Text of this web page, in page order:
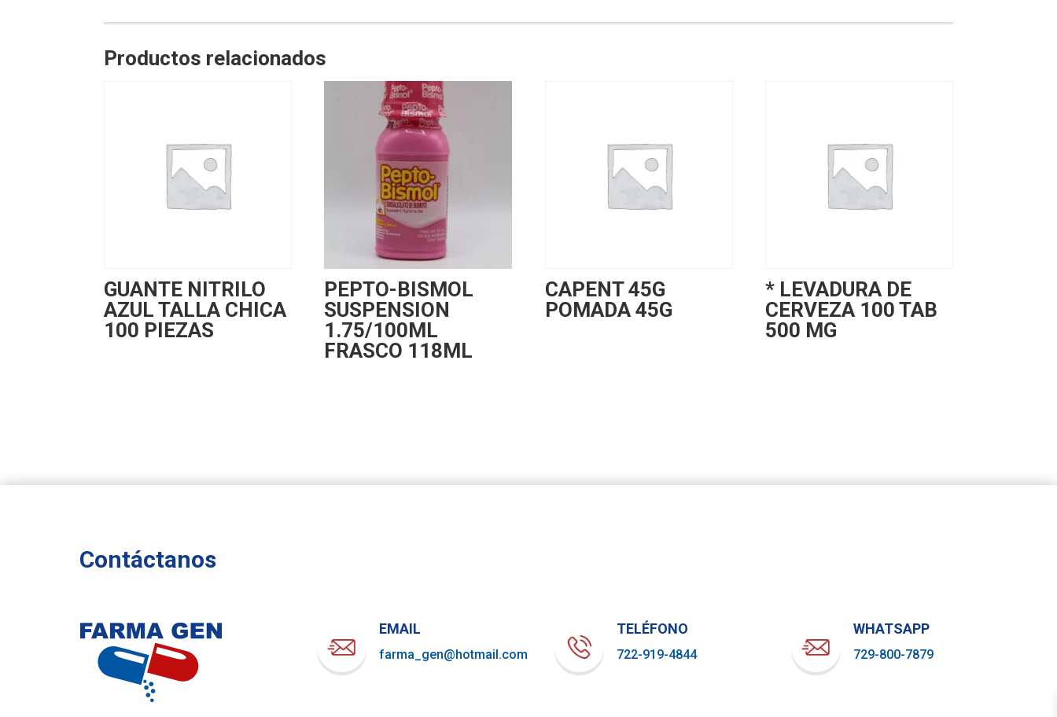
Productos relacionados
GUANTE NITRILO
AZUL TALLA CHICA
100 PIEZAS
PEPTO-BISMOL
SUSPENSION
1.75/100ML
FRASCO 118ML
CAPENT 45G
POMADA 45G
* LEVADURA DE
CERVEZA 100 TAB
500 MG
Contáctanos
EMAIL
farma_gen@hotmail.com
TELÉFONO
722-919-4844
WHATSAPP
729-800-7879